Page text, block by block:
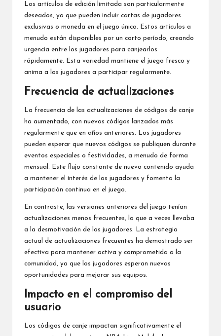
Los artículos de edición limitada son particularmente
deseados, ya que pueden incluir cartas de jugadores
exclusivas o moneda en el juego única. Estos artículos a
menudo están disponibles por un corto período, creando
urgencia entre los jugadores para canjearlos
rápidamente. Esta variedad mantiene el juego fresco y
anima a los jugadores a participar regularmente.
Frecuencia de actualizaciones
La frecuencia de las actualizaciones de códigos de canje
ha aumentado, con nuevos códigos lanzados más
regularmente que en años anteriores. Los jugadores
pueden esperar que nuevos códigos se publiquen durante
eventos especiales o festividades, a menudo de forma
mensual. Este flujo constante de nuevo contenido ayuda
a mantener el interés de los jugadores y fomenta la
participación continua en el juego.
En contraste, las versiones anteriores del juego tenían
actualizaciones menos frecuentes, lo que a veces llevaba
a la desmotivación de los jugadores. La estrategia
actual de actualizaciones frecuentes ha demostrado ser
efectiva para mantener activa y comprometida a la
comunidad, ya que los jugadores esperan nuevas
oportunidades para mejorar sus equipos.
Impacto en el compromiso del
usuario
Los códigos de canje impactan significativamente el